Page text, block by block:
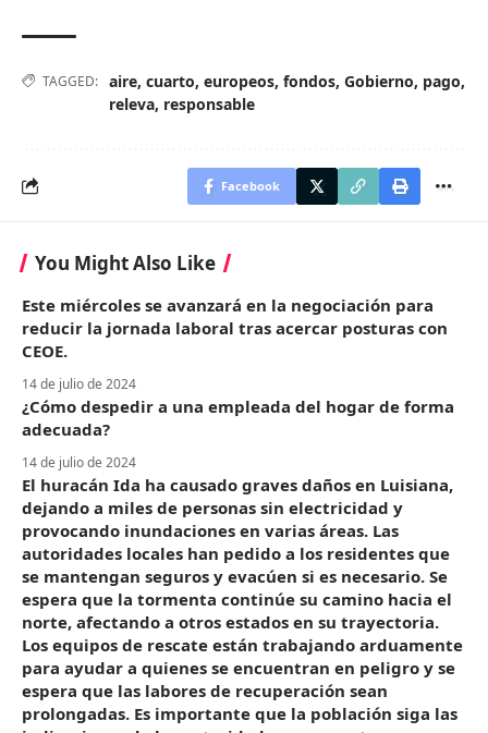
TAGGED: aire, cuarto, europeos, fondos, Gobierno, pago,
releva, responsable
Facebook
You Might Also Like
Este miércoles se avanzará en la negociación para
reducir la jornada laboral tras acercar posturas con
CEOE.
14 de julio de 2024
¿Cómo despedir a una empleada del hogar de forma
adecuada?
14 de julio de 2024
El huracán Ida ha causado graves daños en Luisiana,
dejando a miles de personas sin electricidad y
provocando inundaciones en varias áreas. Las
autoridades locales han pedido a los residentes que
se mantengan seguros y evacúen si es necesario. Se
espera que la tormenta continúe su camino hacia el
norte, afectando a otros estados en su trayectoria.
Los equipos de rescate están trabajando arduamente
para ayudar a quienes se encuentran en peligro y se
espera que las labores de recuperación sean
prolongadas. Es importante que la población siga las